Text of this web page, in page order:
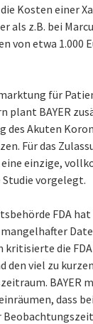
Kosten einer
als z.B. bei
von etwa 1.000
für
plant BAYER
des Akuten
Für das
eine einzige,
vorgelegt.
FDA
mangelhafter
kritisierte die
den viel zu kurzen
BAYER
dass